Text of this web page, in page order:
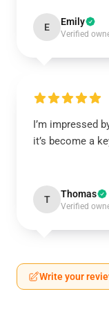
E Emily
Verified
I’m impressed
it’s become a
T Thomas
Verified
Write your